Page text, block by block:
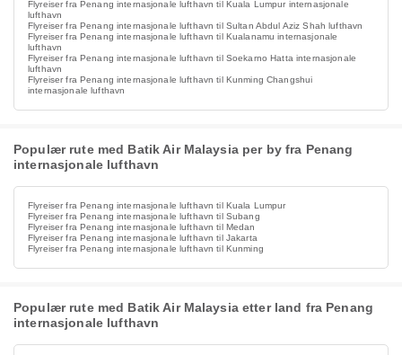
Flyreiser fra Penang internasjonale lufthavn til Kuala Lumpur internasjonale
lufthavn
Flyreiser fra Penang internasjonale lufthavn til Sultan Abdul Aziz Shah lufthavn
Flyreiser fra Penang internasjonale lufthavn til Kualanamu internasjonale
lufthavn
Flyreiser fra Penang internasjonale lufthavn til Soekarno Hatta internasjonale
lufthavn
Flyreiser fra Penang internasjonale lufthavn til Kunming Changshui
internasjonale lufthavn
Populær rute med Batik Air Malaysia per by fra Penang
internasjonale lufthavn
Flyreiser fra Penang internasjonale lufthavn til Kuala Lumpur
Flyreiser fra Penang internasjonale lufthavn til Subang
Flyreiser fra Penang internasjonale lufthavn til Medan
Flyreiser fra Penang internasjonale lufthavn til Jakarta
Flyreiser fra Penang internasjonale lufthavn til Kunming
Populær rute med Batik Air Malaysia etter land fra Penang
internasjonale lufthavn